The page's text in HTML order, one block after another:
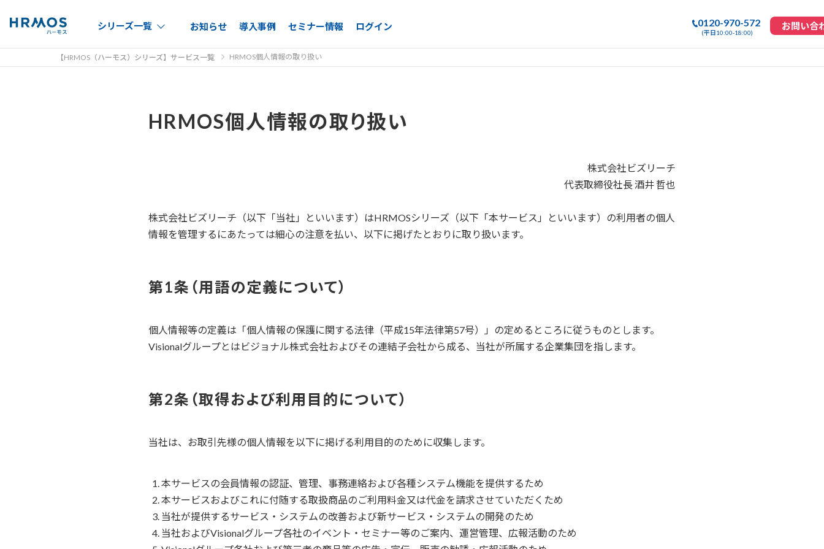
シリーズ一覧 お知らせ 導入事例 セミナー情報 ログイン 0120-970-572
(平日10:00-18:00)
お問い合
【HRMOS（ハーモス）シリーズ】サービス一覧 HRMOS個人情報の取り扱い
HRMOS個人情報の取り扱い
株式会社ビズリーチ
代表取締役社長 酒井 哲也
株式会社ビズリーチ（以下「当社」といいます）はHRMOSシリーズ（以下「本サービス」といいます）の利用者の個人
情報を管理するにあたっては細心の注意を払い、以下に掲げたとおりに取り扱います。
用語の定義について
個人情報等の定義は「個人情報の保護に関する法律（平成15年法律第57号）」の定めるところに従うものとします。
Visionalグループとはビジョナル株式会社およびその連結子会社から成る、当社が所属する企業集団を指します。
取得および利用目的について
当社は、お取引先様の個人情報を以下に掲げる利用目的のために収集します。
本サービスの会員情報の認証、管理、事務連絡および各種システム機能を提供するため
本サービスおよびこれに付随する取扱商品のご利用料金又は代金を請求させていただくため
当社が提供するサービス・システムの改善および新サービス・システムの開発のため
当社およびVisionalグループ各社のイベント・セミナー等のご案内、運営管理、広報活動のため